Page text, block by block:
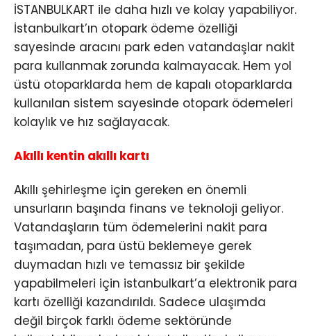
İSTANBULKART ile daha hızlı ve kolay yapabiliyor.
İstanbulkart’ın otopark ödeme özelliği
sayesinde aracını park eden vatandaşlar nakit
para kullanmak zorunda kalmayacak. Hem yol
üstü otoparklarda hem de kapalı otoparklarda
kullanılan sistem sayesinde otopark ödemeleri
kolaylık ve hız sağlayacak.
Akıllı kentin akıllı kartı
Akıllı şehirleşme için gereken en önemli
unsurların başında finans ve teknoloji geliyor.
Vatandaşların tüm ödemelerini nakit para
taşımadan, para üstü beklemeye gerek
duymadan hızlı ve temassız bir şekilde
yapabilmeleri için istanbulkart’a elektronik para
kartı özelliği kazandırıldı. Sadece ulaşımda
değil birçok farklı ödeme sektöründe